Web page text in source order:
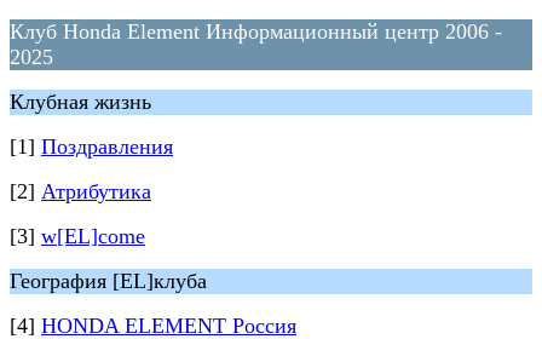
Клуб Honda Element Информационный центр 2006 -
2025
Клубная жизнь
[1] Поздравления
[2] Атрибутика
[3] w[EL]come
География [EL]клуба
[4] HONDA ELEMENT Россия